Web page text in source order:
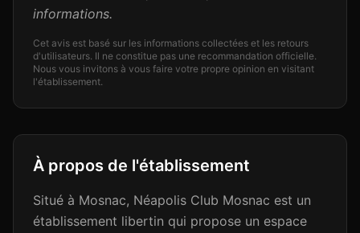
informations.
Cet avis est basé sur les informations collectées et les retours
d'utilisateurs. Il ne constitue pas une recommandation officielle.
Nous vous invitons à vous faire votre propre opinion en visitant
l'établissement.
À propos de l'établissement
Situé à Mosnac, Néapolis Club Mosnac est un
établissement libertin qui propose un espace